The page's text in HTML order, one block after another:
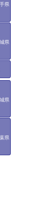
県
県
県
県